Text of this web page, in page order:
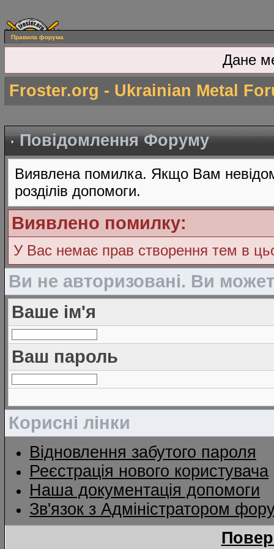
Правила форума
Дане
Froster.org - Ukrainian Metal
Повідомлення Форуму
Виявлена помилка. Якщо Вам
розділів допомоги.
Виявлено помилку:
У Вас немає прав створення тем в
Ви не авторизовані. Ви
Ваше ім'я
Ваш пароль
Корисні лінки
Відновлення забутого пароля
Реєстрація нового користувача
Наша документація допомоги
Зв'язок з Адміністратором